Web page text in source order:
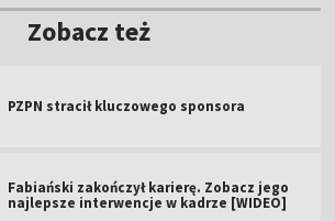
Zobacz też
PZPN stracił kluczowego sponsora
Fabiański zakończył karierę. Zobacz jego
najlepsze interwencje w kadrze [WIDEO]